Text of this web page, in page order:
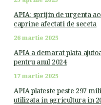
APIA: sprijin de urgenta
caprine afectati de seceta
26 martie 2025
APIA a demarat plata
pentru anul 2024
17 martie 2025
APIA plateste peste 297
utilizata in agricultura in